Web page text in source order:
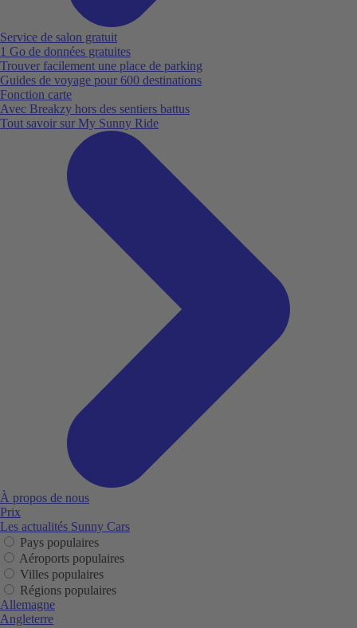
Service de salon gratuit
1 Go de données gratuites
Trouver facilement une place de parking
Guides de voyage pour 600 destinations
Fonction carte
Avec Breakzy hors des sentiers battus
Tout savoir sur My Sunny Ride
À propos de nous
Prix
Les actualités Sunny Cars
Pays populaires
Aéroports populaires
Villes populaires
Régions populaires
Allemagne
Angleterre